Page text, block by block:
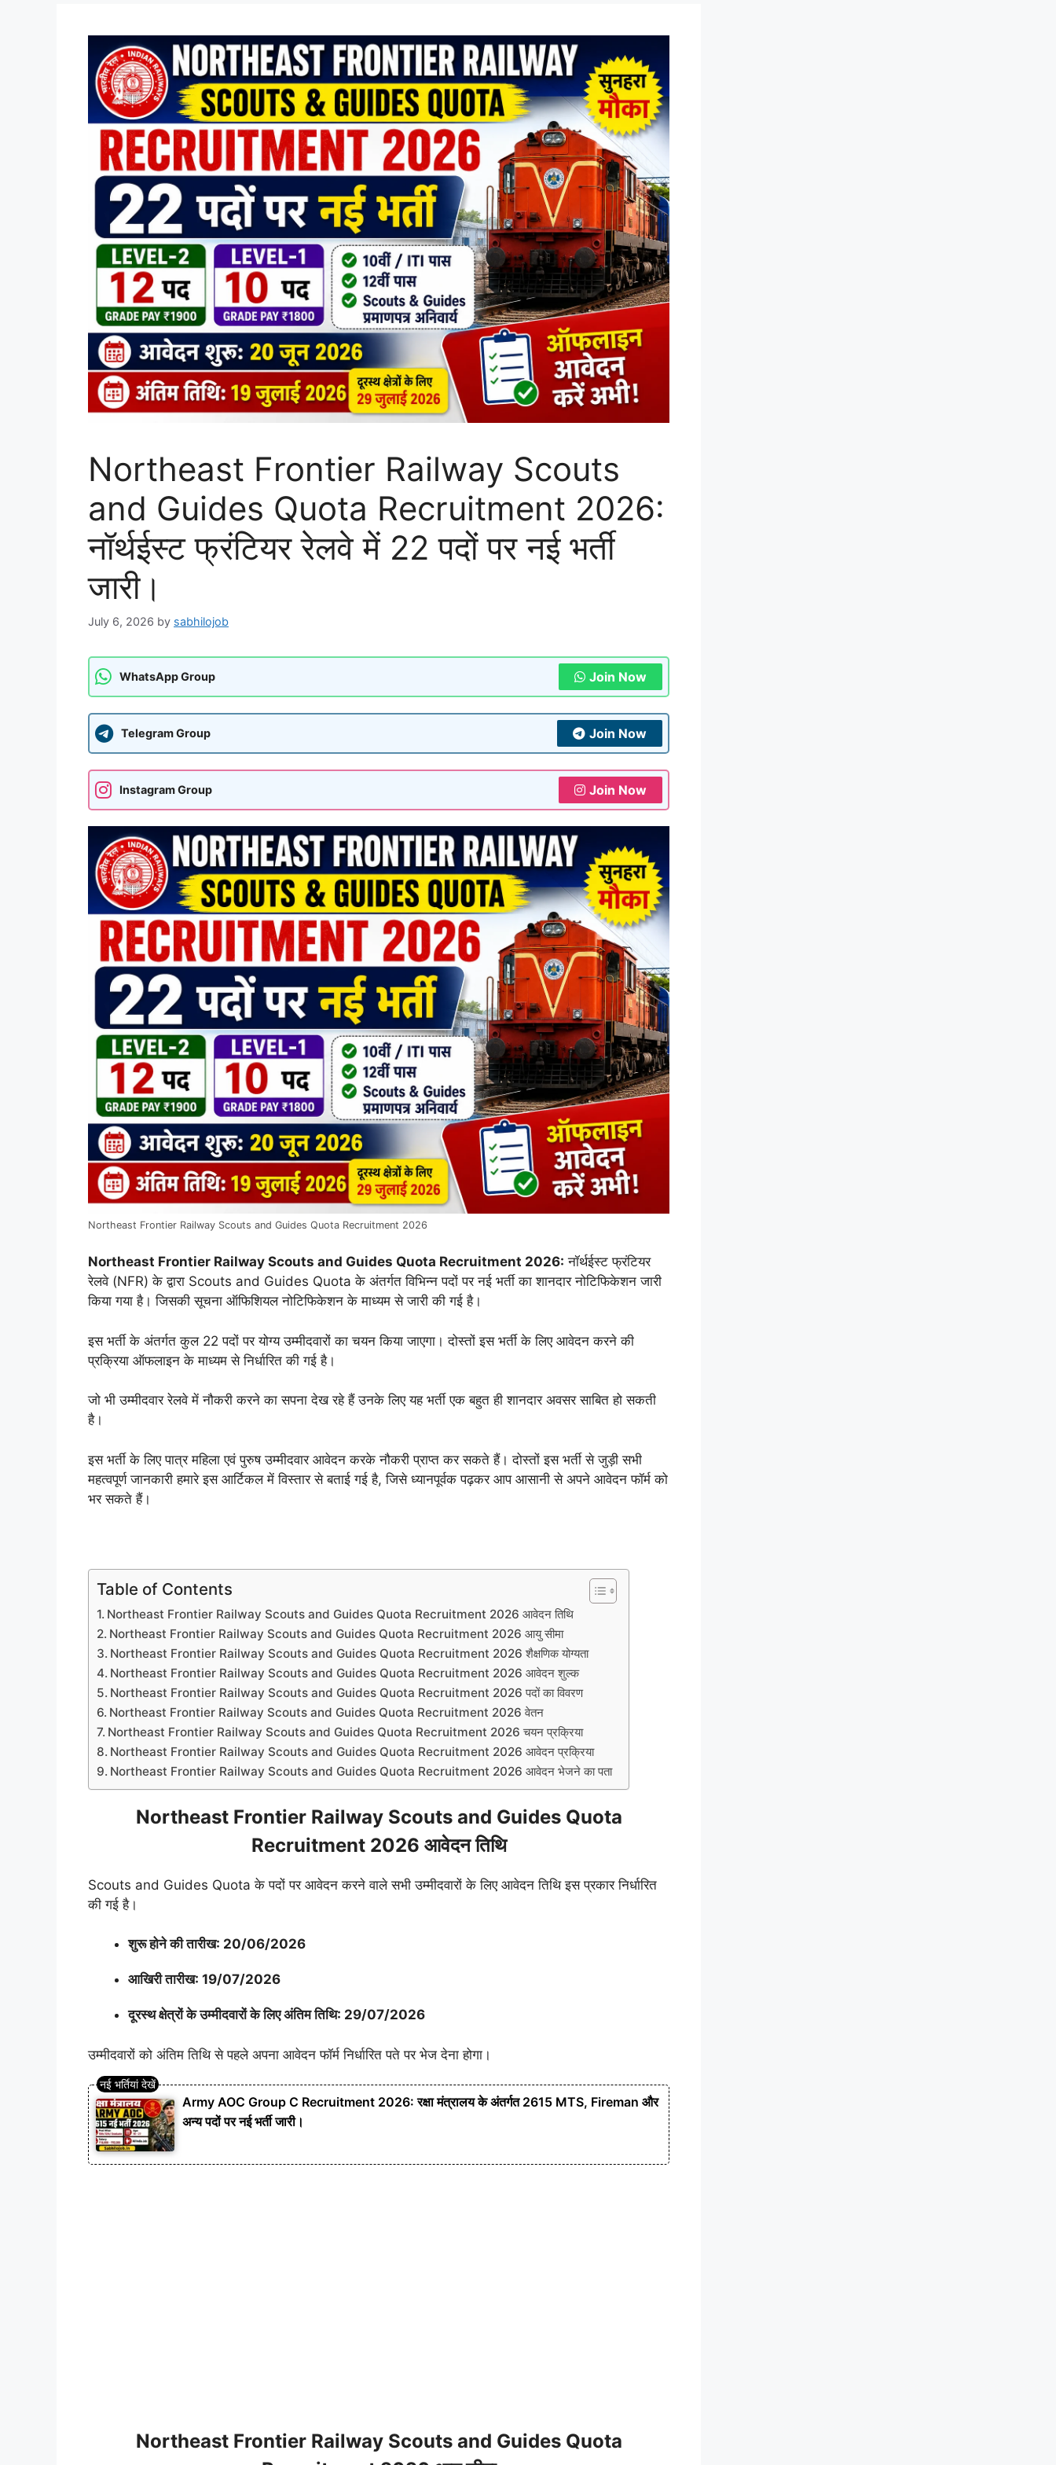
Northeast Frontier Railway Scouts
and Guides Quota Recruitment 2026:
नॉर्थईस्ट फ्रंटियर रेलवे में 22 पदों पर नई भर्ती
जारी।
July 6, 2026 by sabhilojob
WhatsApp Group Join Now
Telegram Group Join Now
Instagram Group Join Now
Northeast Frontier Railway Scouts and Guides Quota Recruitment 2026
Northeast Frontier Railway Scouts and Guides Quota Recruitment 2026: नॉर्थईस्ट फ्रंटियर
रेलवे (NFR) के द्वारा Scouts and Guides Quota के अंतर्गत विभिन्न पदों पर नई भर्ती का शानदार नोटिफिकेशन जारी
किया गया है। जिसकी सूचना ऑफिशियल नोटिफिकेशन के माध्यम से जारी की गई है।
इस भर्ती के अंतर्गत कुल 22 पदों पर योग्य उम्मीदवारों का चयन किया जाएगा। दोस्तों इस भर्ती के लिए आवेदन करने की
प्रक्रिया ऑफलाइन के माध्यम से निर्धारित की गई है।
जो भी उम्मीदवार रेलवे में नौकरी करने का सपना देख रहे हैं उनके लिए यह भर्ती एक बहुत ही शानदार अवसर साबित हो सकती
है।
इस भर्ती के लिए पात्र महिला एवं पुरुष उम्मीदवार आवेदन करके नौकरी प्राप्त कर सकते हैं। दोस्तों इस भर्ती से जुड़ी सभी
महत्वपूर्ण जानकारी हमारे इस आर्टिकल में विस्तार से बताई गई है, जिसे ध्यानपूर्वक पढ़कर आप आसानी से अपने आवेदन फॉर्म को
भर सकते हैं।
Table of Contents
Northeast Frontier Railway Scouts and Guides Quota Recruitment 2026 आवेदन तिथि
Northeast Frontier Railway Scouts and Guides Quota Recruitment 2026 आयु सीमा
Northeast Frontier Railway Scouts and Guides Quota Recruitment 2026 शैक्षणिक योग्यता
Northeast Frontier Railway Scouts and Guides Quota Recruitment 2026 आवेदन शुल्क
Northeast Frontier Railway Scouts and Guides Quota Recruitment 2026 पदों का विवरण
Northeast Frontier Railway Scouts and Guides Quota Recruitment 2026 वेतन
Northeast Frontier Railway Scouts and Guides Quota Recruitment 2026 चयन प्रक्रिया
Northeast Frontier Railway Scouts and Guides Quota Recruitment 2026 आवेदन प्रक्रिया
Northeast Frontier Railway Scouts and Guides Quota Recruitment 2026 आवेदन भेजने का पता
Northeast Frontier Railway Scouts and Guides Quota
Recruitment 2026 आवेदन तिथि
Scouts and Guides Quota के पदों पर आवेदन करने वाले सभी उम्मीदवारों के लिए आवेदन तिथि इस प्रकार निर्धारित
की गई है।
शुरू होने की तारीख: 20/06/2026
आखिरी तारीख: 19/07/2026
दूरस्थ क्षेत्रों के उम्मीदवारों के लिए अंतिम तिथि: 29/07/2026
उम्मीदवारों को अंतिम तिथि से पहले अपना आवेदन फॉर्म निर्धारित पते पर भेज देना होगा।
Army AOC Group C Recruitment 2026: रक्षा मंत्रालय के अंतर्गत 2615 MTS, Fireman और
अन्य पदों पर नई भर्ती जारी।
Northeast Frontier Railway Scouts and Guides Quota